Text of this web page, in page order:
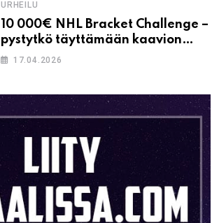
URHEILU
10 000€ NHL Bracket Challenge –
pystytkö täyttämään kaavion
oikein?
17.04.2026